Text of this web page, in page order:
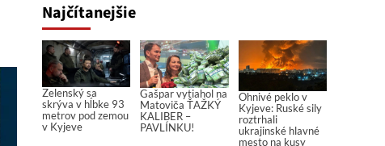
Najčítanejšie
Zelenský sa
skrýva v hĺbke 93
metrov pod zemou
v Kyjeve
Gašpar vytiahol na
Matoviča ŤAŽKÝ
KALIBER –
PAVLÍNKU!
Ohnivé peklo v
Kyjeve: Ruské sily
roztrhali
ukrajinské hlavné
mesto na kusy